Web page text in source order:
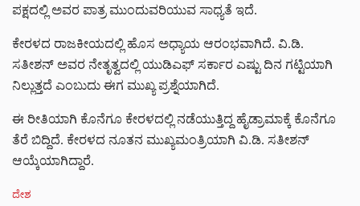
ಪಕ್ಷದಲ್ಲಿ ಅವರ ಪಾತ್ರ ಮುಂದುವರಿಯುವ ಸಾಧ್ಯತೆ ಇದೆ.
ಕೇರಳದ ರಾಜಕೀಯದಲ್ಲಿ ಹೊಸ ಅಧ್ಯಾಯ ಆರಂಭವಾಗಿದೆ. ವಿ.ಡಿ.
ಸತೀಶನ್ ಅವರ ನೇತೃತ್ವದಲ್ಲಿ ಯುಡಿಎಫ್ ಸರ್ಕಾರ ಎಷ್ಟು ದಿನ ಗಟ್ಟಿಯಾಗಿ
ನಿಲ್ಲುತ್ತದೆ ಎಂಬುದು ಈಗ ಮುಖ್ಯ ಪ್ರಶ್ನೆಯಾಗಿದೆ.
ಈ ರೀತಿಯಾಗಿ ಕೊನೆಗೂ ಕೇರಳದಲ್ಲಿ ನಡೆಯುತ್ತಿದ್ದ ಹೈಡ್ರಾಮಾಕ್ಕೆ ಕೊನೆಗೂ
ತೆರೆ ಬಿದ್ದಿದೆ. ಕೇರಳದ ನೂತನ ಮುಖ್ಯಮಂತ್ರಿಯಾಗಿ ವಿ.ಡಿ. ಸತೀಶನ್‌
ಆಯ್ಕೆಯಾಗಿದ್ದಾರೆ.
C
ದೇಶ